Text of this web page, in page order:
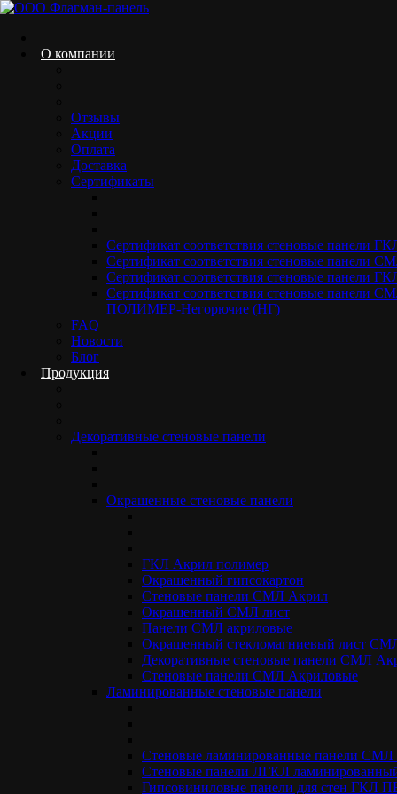
Skip
content
О компании
Отзывы
Акции
Оплата
Доставка
Сертификаты
Сертификат соответствия стеновые панели
Сертификат соответствия стеновые панели
Сертификат соответствия стеновые панели
Сертификат соответствия стеновые
ПОЛИМЕР-Негорючие (НГ)
FAQ
Новости
Блог
Продукция
Декоративные стеновые панели
Окрашенные стеновые панели
ГКЛ Акрил полимер
Окрашенный гипсокартон
Стеновые панели СМЛ Акрил
Окрашенный СМЛ лист
Панели СМЛ акриловые
Окрашенный стекломагниевый лист
Декоративные стеновые панели СМЛ
Стеновые панели СМЛ Акриловые
Ламинированные стеновые панели
Стеновые ламинированные панели
Стеновые панели ЛГКЛ
Гипсовиниловые панели для стен ГКЛ
Окрашенные панели ГКЛ
Акриловый гипсокартон
Окрашенный гипсокартон RAL 7047
Гипсокартон ГКЛ
12.5 мм
Открытый
Окрашенные панели ГКЛ представляют собой материалы для
финишной отделки внутри помещений. Панели возможно
применять не только для отделки стен, они также хорошо